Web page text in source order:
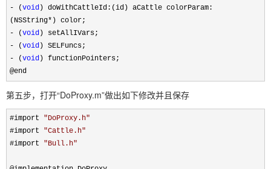
- (void ) doWithCattleId:(id) aCattle colorParam:
(NSString* ) color;
- (void ) setAllIVars;
- (void ) SELFuncs;
- (void ) functionPointers;
@end
第五步，打开“DoProxy.m”做出如下修改并且保存
#import "DoProxy.h"
#import "Cattle.h"
#import "Bull.h"